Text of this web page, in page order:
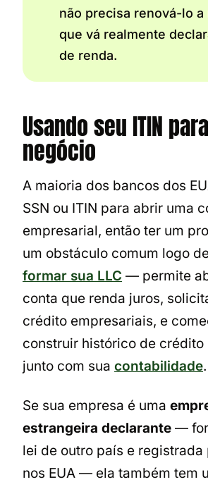
não precisa renová-lo a
que vá realmente
de renda.
Usando seu ITIN
negócio
A maioria dos bancos dos
SSN ou ITIN para abrir uma
empresarial, então ter um
um obstáculo comum logo
formar sua LLC — permite
conta que renda juros,
crédito empresariais, e
construir histórico de crédito
junto com sua contabilidade.
Se sua empresa é uma
estrangeira declarante —
lei de outro país e registrada
nos EUA — ela também tem